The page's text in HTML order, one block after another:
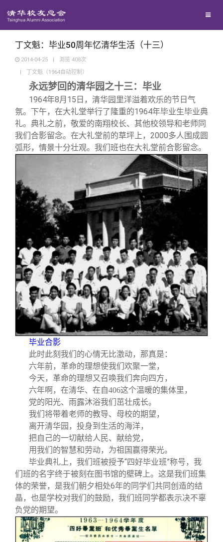
西南联大校友会
义工计划
新媒体平台
青春风采
校友文苑
校友讲坛
校友视界
校友服务
终身学习
信息化服务
三创大赛
实用信息
校友总会
总会简介
会长致辞
总会章程
理事会名单
联系我们
丁文魁：毕业50周年忆清华生活（十三）
2014-04-25 | 浏览 408次
|
丁文魁（1964自动控制）
永远梦回的清华园之十三：毕业
1964年8月15日，清华园里洋溢着欢乐的节日气
氛。下午，在大礼堂举行了隆重的1964年毕业生毕业典
礼。典礼之前，敬爱的南翔校长、其他校领导和老师同
我们合影留念。在大礼堂前的草坪上，2000多人围成圆
弧形，情景十分壮观。我们班也在大礼堂前合影留念。
毕业合影
此时此刻我们的心情无比激动，那真是：
六年前，革命的理想使我们欢聚一堂，
今天，革命的理想又召唤我们奔向四方，
六年啊，在清华、在自406这个温暖的集体里，
党的阳光、雨露沐浴我们茁壮成长。
我们将带着老师的教导、母校的期望，
离开清华园，投身到生活的海洋，
把自己的一切献给人民、献给党，
用我们的智慧和劳动，为祖国赢得荣光。
毕业典礼上，我们班被授予“四好毕业班”称号，我
们班的名字终于被刻在图书馆的壁碑上。这是我们班集
体的荣誉，是我们朝夕相处6年的同学们共同创造的结
晶，也是学校对我们的鼓励，我们班同学都表示决不辜
负党的期望。